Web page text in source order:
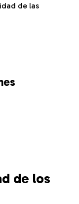
de las
de los